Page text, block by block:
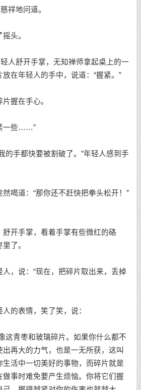
祥地问道。
头。
人舒开手掌，无知禅师拿起桌上的一
在年轻人的手中，说道：“握紧。”
握在手心。
一些……”
手都快要被割破了。”年轻人感到手
道：“那你还不赶快把拳头松开！”
开手掌，看着手掌有些微红的硌
了。
说：“现在，把碎片取出来，丢掉
表情，笑了笑，说：
青枣和玻璃碎片。如果你什么都不
再大的力气，也是一无所获，这叫
活中一切美好的事物，而碎片就是
做事时难免要产生烦恼。你将它们握